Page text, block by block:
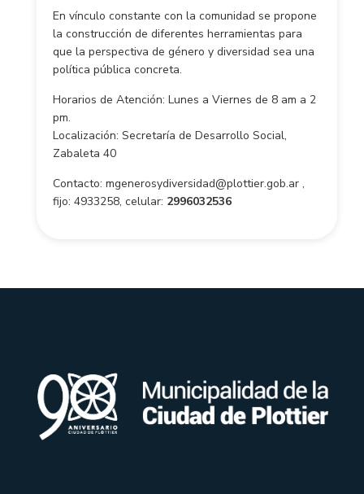
En vínculo constante con la comunidad se propone
la construcción de diferentes herramientas para
que la perspectiva de género y diversidad sea una
política pública concreta.
Horarios de Atención: Lunes a Viernes de 8 am a 2
pm.
Localización: Secretaría de Desarrollo Social,
Zabaleta 40
Contacto: mgenerosydiversidad@plottier.gob.ar ,
fijo: 4933258, celular: 2996032536